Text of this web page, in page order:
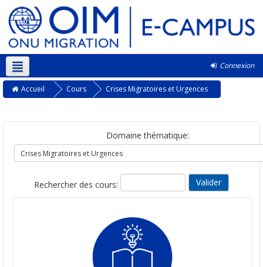
Connexion
Français ‎(fr)‎
Accueil Cours Crises Migratoires et Urgences
Domaine thématique:
Rechercher des cours: